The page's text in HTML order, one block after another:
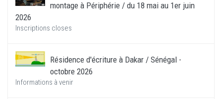
montage à Périphérie / du 18 mai au 1er juin
2026
Inscriptions closes
Résidence d'écriture à Dakar / Sénégal -
octobre 2026
Informations à venir